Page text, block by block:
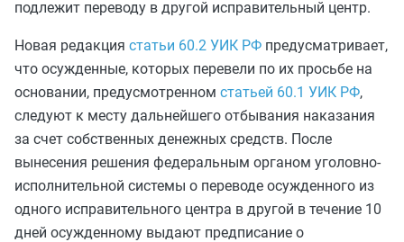
подлежит переводу в другой исправительный центр.
Новая редакция статьи 60.2 УИК РФ предусматривает,
что осужденные, которых перевели по их просьбе на
основании, предусмотренном статьей 60.1 УИК РФ,
следуют к месту дальнейшего отбывания наказания
за счет собственных денежных средств. После
вынесения решения федеральным органом уголовно-
исполнительной системы о переводе осужденного из
одного исправительного центра в другой в течение 10
дней осужденному выдают предписание о